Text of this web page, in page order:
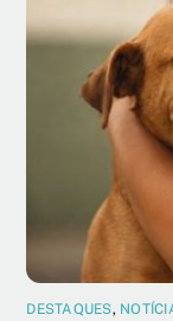
DESTAQUES,